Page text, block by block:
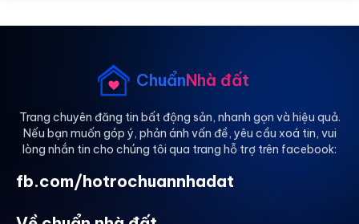
ChuẩnNhà đất
Trang chuyên đăng tin bất động sản, nhanh gọn và hiệu quả.
Nếu bạn muốn góp ý, phản ánh vấn đề, yêu cầu xoá tin, vui
lòng nhắn tin cho chúng tôi qua trang hỗ trợ trên facebook:
fb.com/hotrochuannhadat